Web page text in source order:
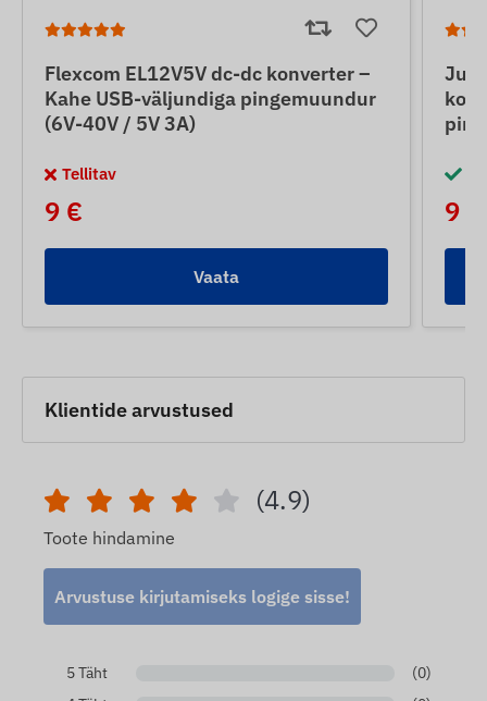
Flexcom EL12V5V dc-dc konverter –
Kahe USB-väljundiga pingemuundur
(6V-40V / 5V 3A)
Tellitav
9 €
Vaata
9 €
Klientide arvustused
(4.9)
Toote hindamine
Arvustuse kirjutamiseks logige sisse!
5 Täht
(0)